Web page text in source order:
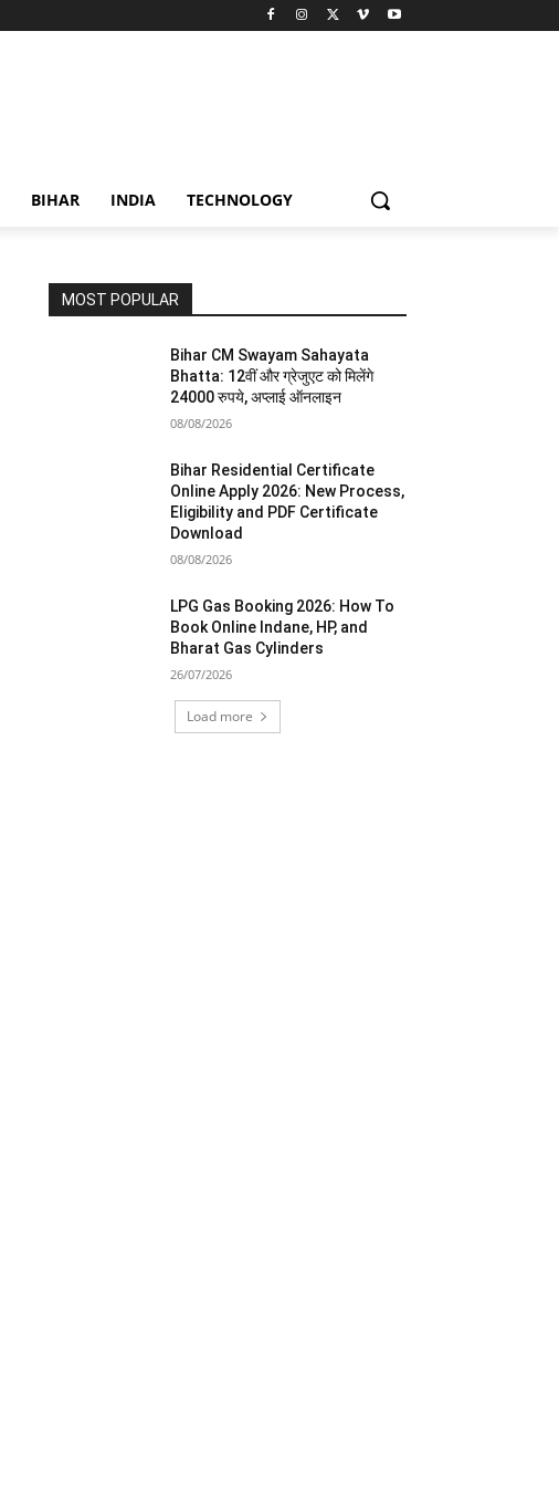
BIHAR INDIA TECHNOLOGY
MOST POPULAR
Bihar CM Swayam Sahayata
Bhatta: 12वीं और ग्रेजुएट को मिलेंगे
24000 रुपये, अप्लाई ऑनलाइन
08/08/2026
Bihar Residential Certificate
Online Apply 2026: New Process,
Eligibility and PDF Certificate
Download
08/08/2026
LPG Gas Booking 2026: How To
Book Online Indane, HP, and
Bharat Gas Cylinders
26/07/2026
Load more